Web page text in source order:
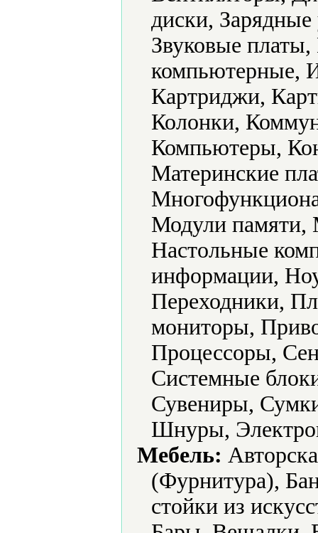
диски,
Звуковые
компьютерные,
Картриджи,
Колонки,
Компьютеры,
Материнские
Модули
Настольные
информации,
Переходники,
мониторы,
Процессоры,
Системные
Сувениры,
Шнуры,
Мебель:
(Фурнитура),
стойки из